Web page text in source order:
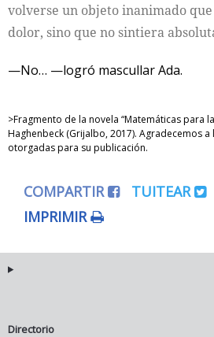
volverse un objeto inanimado
dolor, sino que no sintiera
—No… —logró mascullar Ada.
>Fragmento de la novela “Matemáticas para
Haghenbeck (Grijalbo, 2017). Agradecemos
otorgadas para su publicación.
COMPARTIR TUITEAR
IMPRIMIR
Directorio